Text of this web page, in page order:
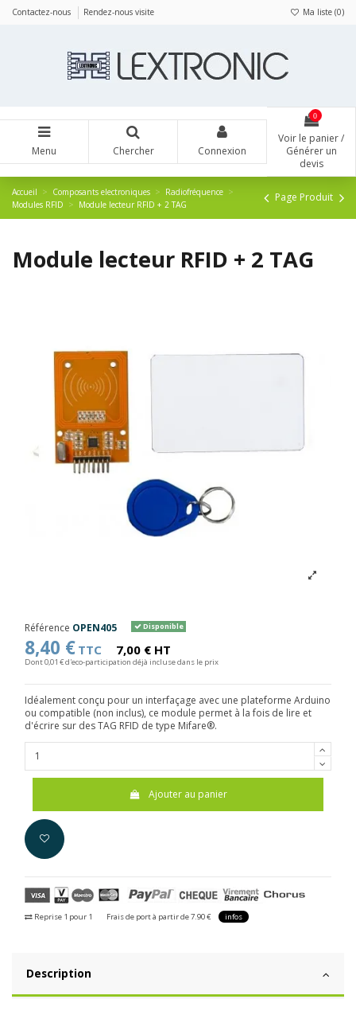
Contactez-nous Rendez-nous visite Ma liste (0)
Menu Chercher Connexion
0
Voir le panier /
Générer un
devis
Accueil Composants electroniques
Radiofréquence
Modules RFID
Module lecteur RFID + 2 TAG
Page Produit
Module lecteur RFID + 2 TAG
Référence OPEN405 Disponible
8,40 € TTC 7,00 € HT
Dont 0,01 € d'eco-participation déjà incluse dans le prix
Idéalement conçu pour un interfaçage avec une plateforme Arduino
ou compatible (non inclus), ce module permet à la fois de lire et
d'écrire sur des TAG RFID de type Mifare®.
Ajouter au panier
Reprise 1 pour 1 Frais de port à partir de 7.90 € infos
Description
Panneau de gestion des cookies